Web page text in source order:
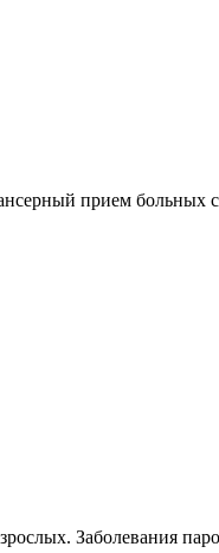
прием
Заболевания